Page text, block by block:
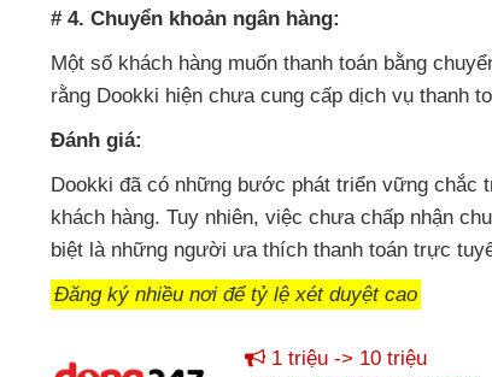
# 4. Chuyển khoản ngân hàng:
Một số khách hàng muốn thanh toán bằng
rằng Dookki hiện chưa cung cấp dịch vụ thanh
Đánh giá:
Dookki đã có những bước phát triển vững chắc
khách hàng. Tuy nhiên, việc chưa chấp nhận
biệt là những người ưa thích thanh toán trực
Đăng ký nhiều nơi để tỷ lệ xét duyệt cao
1 triệu -> 10 triệu